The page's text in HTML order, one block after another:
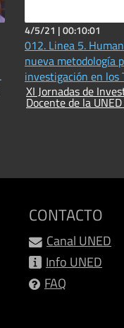
4/5/21 |00:10:01
012. Linea 5.
nueva metodología
investigación en los
disciplinas
XI Jornadas de
Docente de la
CONTACTO
Canal UNED
Info UNED
FAQ